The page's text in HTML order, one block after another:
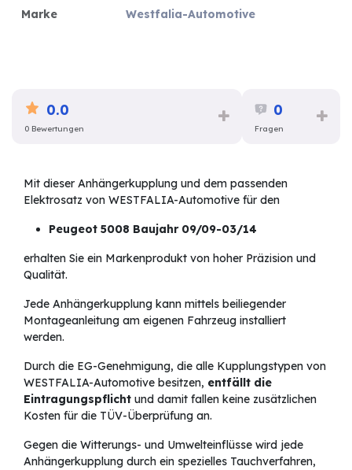
Marke
Westfalia-Automotive
0.0
0 Bewertungen
0
Fragen
Mit dieser Anhängerkupplung und dem passenden
Elektrosatz von WESTFALIA-Automotive für den
Peugeot 5008 Baujahr 09/09-03/14
erhalten Sie ein Markenprodukt von hoher Präzision und
Qualität.
Jede Anhängerkupplung kann mittels beiliegender
Montageanleitung am eigenen Fahrzeug installiert
werden.
Durch die EG-Genehmigung, die alle Kupplungstypen von
WESTFALIA-Automotive besitzen, entfällt die
Eintragungspflicht und damit fallen keine zusätzlichen
Kosten für die TÜV-Überprüfung an.
Gegen die Witterungs- und Umwelteinflüsse wird jede
Anhängerkupplung durch ein spezielles Tauchverfahren,